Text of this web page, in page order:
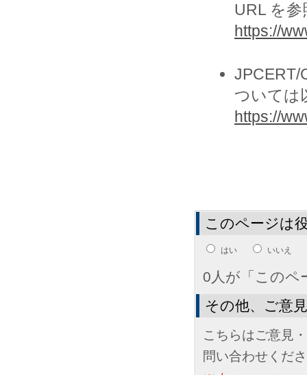
URL を
https://
JPCERT/
ついては
https://
このページは
はい いいえ
0人が「このペ
その他、ご意
こちらはご意見
問い合わせくだ